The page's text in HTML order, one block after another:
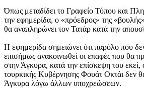
Όπως μεταδίδει το Γραφείο Τύπου και
την εφημερίδα, ο «πρόεδρος» της
θα αναπληρώνει τον Τατάρ κατά την
Η εφημερίδα σημειώνει ότι παρόλο που
επισήμως ανακοινωθεί οι επαφές που θα
στην Άγκυρα, κατά την επίσκεψη του εκεί,
τουρκικής Κυβέρνησης Φουάτ Οκτάι δεν
Άγκυρα λόγω άλλων υποχρεώσεων.